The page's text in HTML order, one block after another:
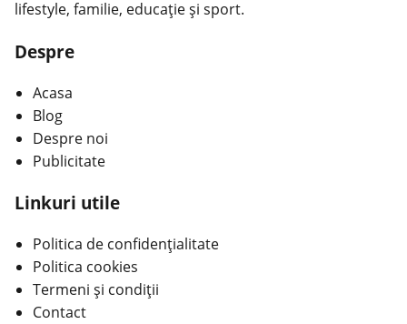
lifestyle, familie, educație și sport.
Despre
Acasa
Blog
Despre noi
Publicitate
Linkuri utile
Politica de confidențialitate
Politica cookies
Termeni și condiții
Contact